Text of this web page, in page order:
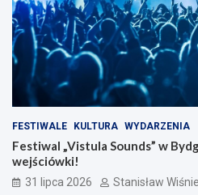
FESTIWALE KULTURA WYDARZENIA
Festiwal „Vistula Sounds” w
wejściówki!
31 lipca 2026 Stanisław